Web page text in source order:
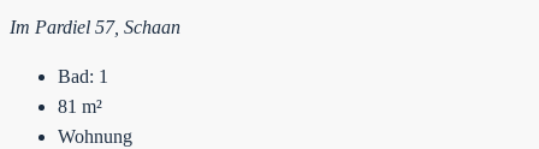
Im Pardiel 57, Schaan
Bad: 1
81 m²
Wohnung